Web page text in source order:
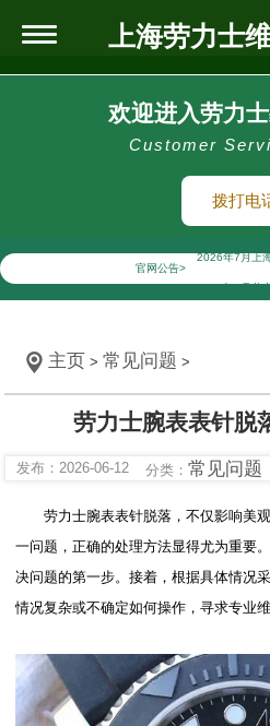
上海劳力士
欢迎进入劳力士
Customer
拨打电
官网公告>
2026年7月劳
2026年7月上
2026年7月劳
上海市徐汇区
主页 >常见问题 >
劳力士腕表表针脱
发布：2026-06-12 分类：常见问题
劳力士腕表表针脱落，不仅影响美观
一问题，正确的处理方法显得尤为重要
决问题的第一步。接着，根据具体情况
情况复杂或不确定如何操作，寻求专业